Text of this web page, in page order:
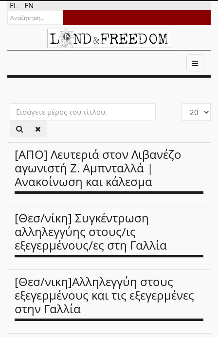
EL EN
Εισάγετε
μέρος
του
τίτλου.
Εμφάνιση
[ΑΠΟ] Λευτεριά στον Λιβανέζο
αγωνιστή Ζ. Αμπνταλλά |
Ανακοίνωση και κάλεσμα
[Θεσ/νίκη] Συγκέντρωση
αλληλεγγύης στους/ις
εξεγερμένους/ες στη Γαλλία
[Θεσ/νικη]Αλληλεγγύη στους
εξεγερμένους και τις εξεγερμένες
στην Γαλλία